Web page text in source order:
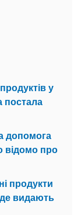
у
постала
допомога
відомо про
продукти
де видають